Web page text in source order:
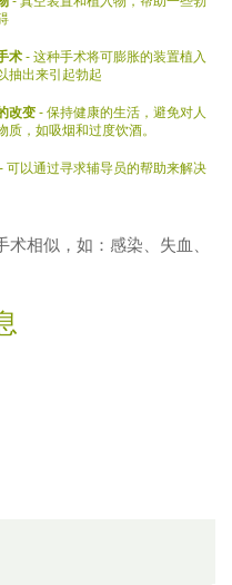
术 - 这种手术将可膨胀的装置植入
抽出来引起勃起
改变 - 保持健康的生活，避免对人
质，如吸烟和过度饮酒。
- 可以通过寻求辅导员的帮助来解决
相似，如：感染、失血、